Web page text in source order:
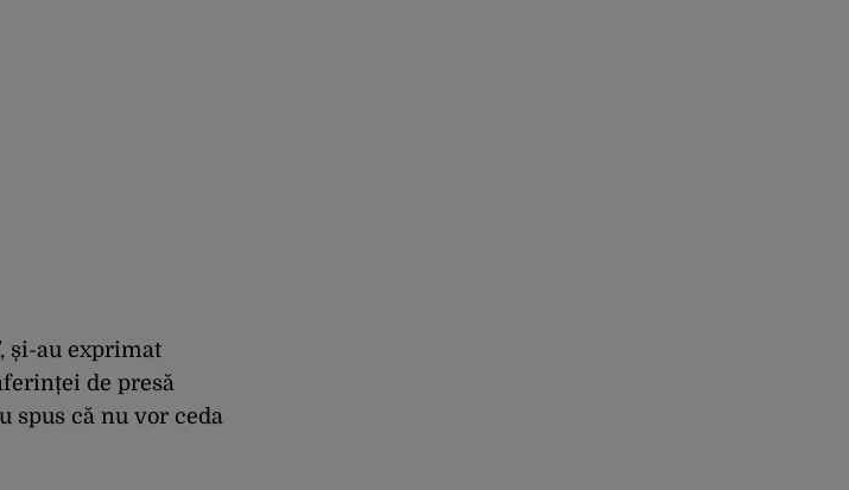
și-au exprimat
de presă
spus că nu vor ceda